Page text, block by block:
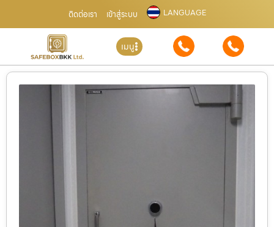
ติดต่อเรา เข้าสู่ระบบ LANGUAGE
เมนู